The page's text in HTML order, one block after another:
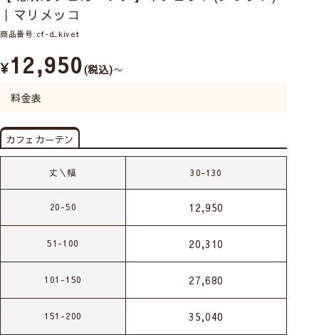
｜マリメッコ
商品番号 cf-d_kivet
¥12,950 税込 〜
料金表
カフェカーテン
丈＼幅 30-130
20-50 12,950
51-100 20,310
101-150 27,680
151-200 35,040